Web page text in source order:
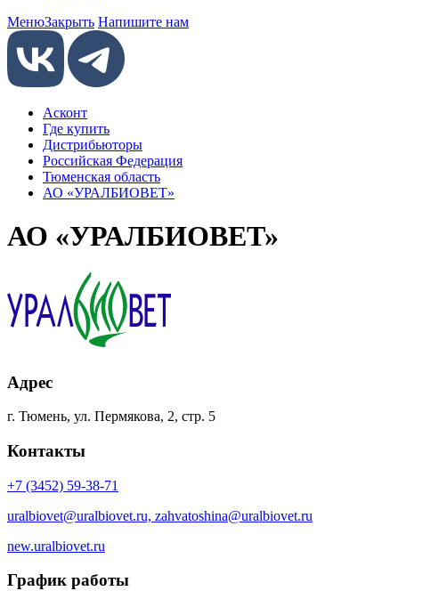
МенюЗакрыть Напишите нам
Асконт
Где купить
Дистрибьюторы
Российская Федерация
Тюменская область
АО «УРАЛБИОВЕТ»
АО «УРАЛБИОВЕТ»
Адрес
г. Тюмень, ул. Пермякова, 2, стр. 5
Контакты
+7 (3452) 59-38-71
uralbiovet@uralbiovet.ru, zahvatoshina@uralbiovet.ru
new.uralbiovet.ru
График работы